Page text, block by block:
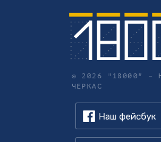
© 2026 "18000" –
ЧЕРКАС
Наш фейсбук